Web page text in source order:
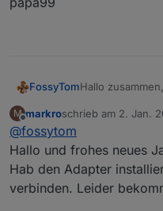
FossyTomHallo
die Register
toll wenn ihr in
Adapter liegt
https://
M
Offline
markroschrieb am 2. Jan.
zuletzt editiert von
@fossytom
Hallo und frohes neues
Hab den Adapter
verbinden. Leider